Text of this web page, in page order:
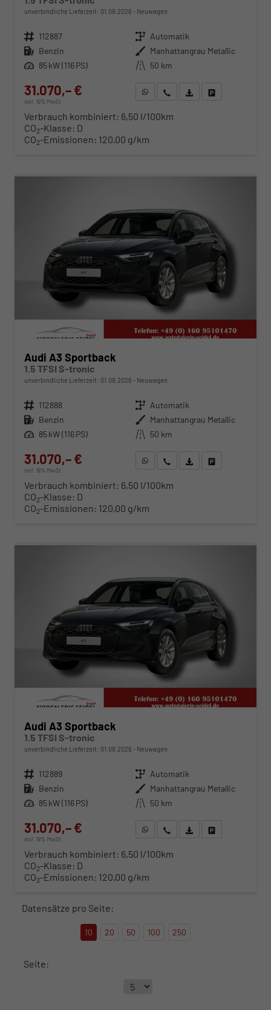
unverbindliche Lieferzeit: 01.09.2026 Neuwagen
Fahrzeugnr. 112887 Getriebe Automatik
Kraftstoff Benzin Außenfarbe Manhattangrau Metallic
Leistung 85 kW (116 PS) Kilometerstand 50 km
31.070,– €
incl. 19% MwSt.
WhatsApp anfragen
Wir rufen Sie anFahrzeugexposé (PDF)
Verbrauch kombiniert: 6,50 l/100km
CO2-Klasse: D
CO2-Emissionen: 120,00 g/km
Audi A3 Sportback
1.5 TFSI S-tronic
unverbindliche Lieferzeit: 01.09.2026 Neuwagen
Fahrzeugnr. 112888 Getriebe Automatik
Kraftstoff Benzin Außenfarbe Manhattangrau Metallic
Leistung 85 kW (116 PS) Kilometerstand 50 km
31.070,– €
incl. 19% MwSt.
WhatsApp anfragen
Wir rufen Sie anFahrzeugexposé (PDF)
Verbrauch kombiniert: 6,50 l/100km
CO2-Klasse: D
CO2-Emissionen: 120,00 g/km
Audi A3 Sportback
1.5 TFSI S-tronic
unverbindliche Lieferzeit: 01.09.2026 Neuwagen
Fahrzeugnr. 112889 Getriebe Automatik
Kraftstoff Benzin Außenfarbe Manhattangrau Metallic
Leistung 85 kW (116 PS) Kilometerstand 50 km
31.070,– €
incl. 19% MwSt.
WhatsApp anfragen
Wir rufen Sie anFahrzeugexposé (PDF)
Verbrauch kombiniert: 6,50 l/100km
CO2-Klasse: D
CO2-Emissionen: 120,00 g/km
Datensätze pro Seite:
10 20 50 100 250
Seite: